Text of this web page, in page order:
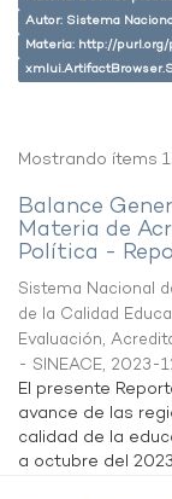
Autor: Sistema
Materia: http://
Mostrando ítems
Balance
Materia de
Política -
Sistema Nacional
de la Calidad
Evaluación,
- SINEACE, 2023-
El presente
avance de las
calidad de la
a octubre del